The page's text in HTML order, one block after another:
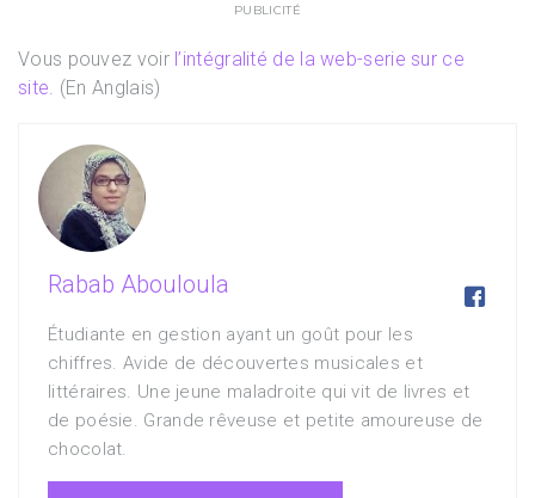
PUBLICITÉ
Vous pouvez voir l’intégralité de la web-serie sur ce
site. (En Anglais)
Rabab Abouloula 
Étudiante en gestion ayant un goût pour les
chiffres. Avide de découvertes musicales et
littéraires. Une jeune maladroite qui vit de livres et
de poésie. Grande rêveuse et petite amoureuse de
chocolat.